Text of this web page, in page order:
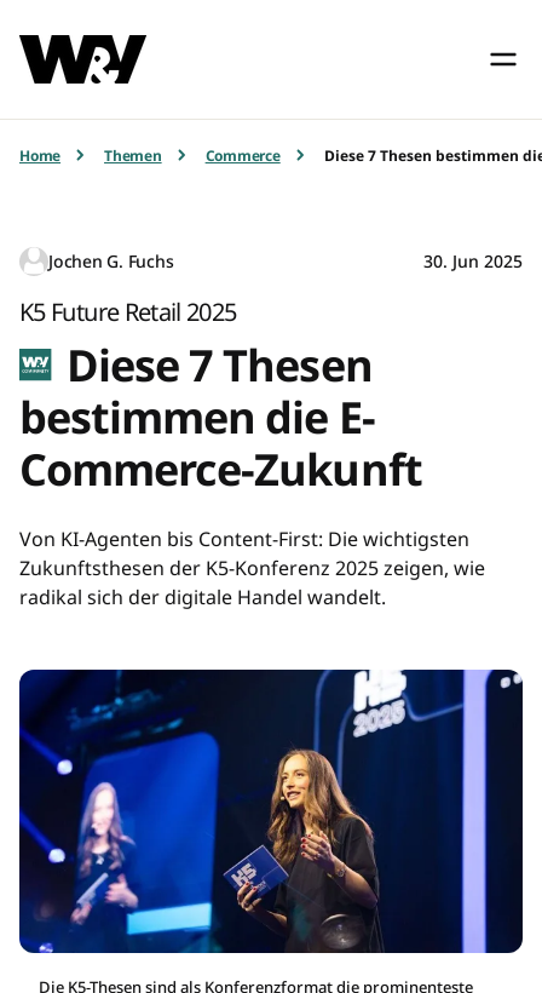
Home Themen Commerce Diese 7 Thesen bestimmen
Jochen G. Fuchs 30. Jun 2025
K5 Future Retail 2025
Diese 7 Thesen
bestimmen die E-
Commerce-Zukunft
Von KI-Agenten bis Content-First: Die wichtigsten
Zukunftsthesen der K5-Konferenz 2025 zeigen, wie
radikal sich der digitale Handel wandelt.
Die K5-Thesen sind als Konferenzformat die prominenteste